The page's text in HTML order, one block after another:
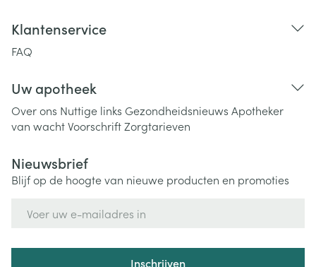
Klantenservice
FAQ
Uw apotheek
Over ons Nuttige links Gezondheidsnieuws Apotheker
van wachtVoorschriftZorgtarieven
Nieuwsbrief
Blijf op de hoogte van nieuwe producten en promoties
Inschrijven